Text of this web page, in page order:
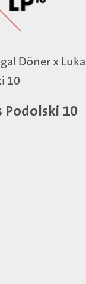
Döner x
10
Podolski 10